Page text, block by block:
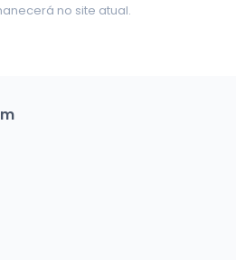
no site atual.